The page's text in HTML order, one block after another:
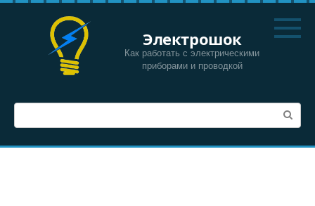
Перейти
Электрошок
Как работать с электрическими
приборами и проводкой
Поиск: